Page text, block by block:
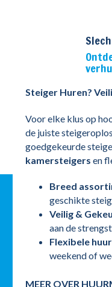
Steiger Huren?
Voor elke klus op
de juiste
goedgekeurde
kamersteigers en
Breed
geschikte
Veilig &
aan de
Flexibele
weekend of
MEER OVER